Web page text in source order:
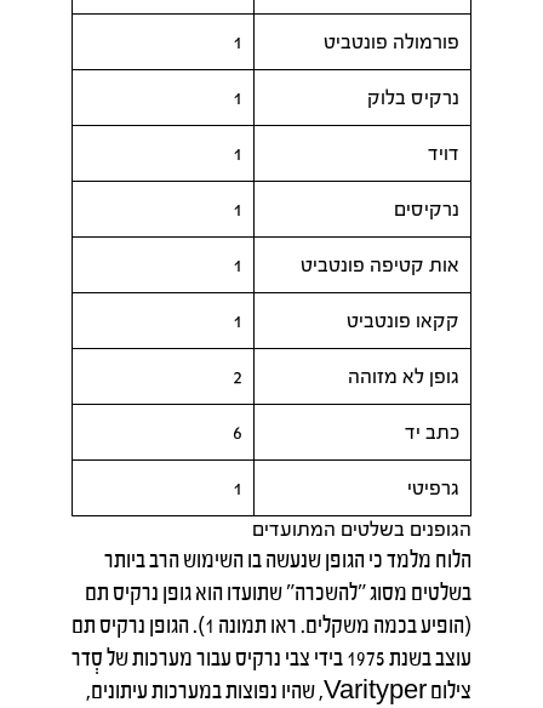
פורמולה פונטביט 1
נרקיס בלוק 1
דויד 1
נרקיסים 1
אות קטיפה פונטביט 1
קקאו פונטביט 1
גופן לא מזוהה 2
כתב יד 6
גרפיטי
1
הגופנים בשלטים המתועדים
הלוח מלמד כי הגופן שנעשה בו השימוש הרב ביותר
בשלטים מסוג "להשכרה" שתועדו הוא גופן נרקיס תם
(הופיע בכמה משקלים. ראו תמונה 1). הגופן נרקיס תם
עוצב בשנת 1975 בידי צבי נרקיס עבור מערכות של סְדר
צילום Varityper, שהיו נפוצות במערכות עיתונים,